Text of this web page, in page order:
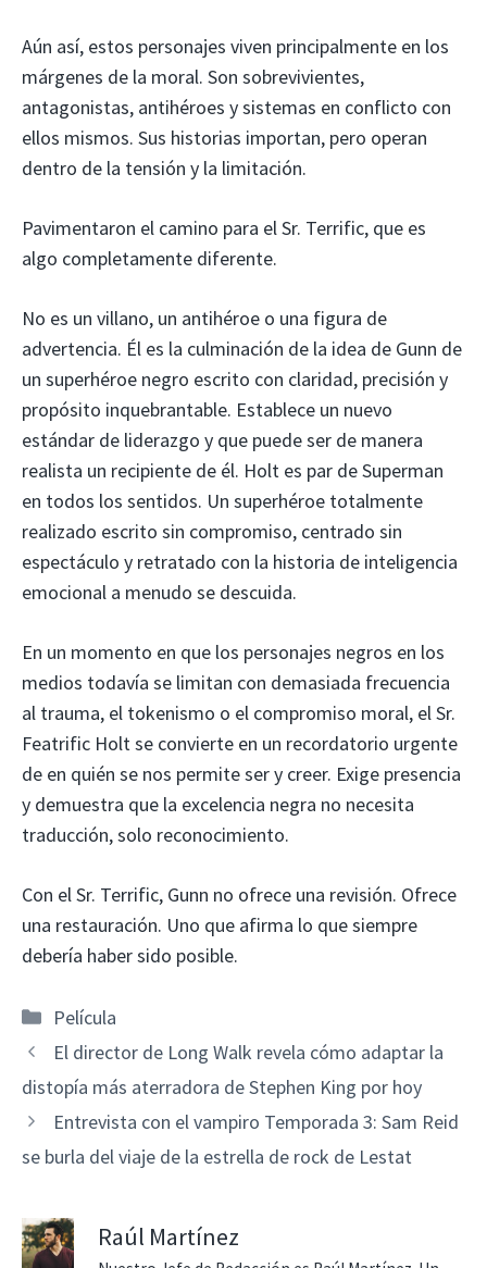
Aún así, estos personajes viven principalmente en los
márgenes de la moral. Son sobrevivientes,
antagonistas, antihéroes y sistemas en conflicto con
ellos mismos. Sus historias importan, pero operan
dentro de la tensión y la limitación.
Pavimentaron el camino para el Sr. Terrific, que es
algo completamente diferente.
No es un villano, un antihéroe o una figura de
advertencia. Él es la culminación de la idea de Gunn de
un superhéroe negro escrito con claridad, precisión y
propósito inquebrantable. Establece un nuevo
estándar de liderazgo y que puede ser de manera
realista un recipiente de él. Holt es par de Superman
en todos los sentidos. Un superhéroe totalmente
realizado escrito sin compromiso, centrado sin
espectáculo y retratado con la historia de inteligencia
emocional a menudo se descuida.
En un momento en que los personajes negros en los
medios todavía se limitan con demasiada frecuencia
al trauma, el tokenismo o el compromiso moral, el Sr.
Featrific Holt se convierte en un recordatorio urgente
de en quién se nos permite ser y creer. Exige presencia
y demuestra que la excelencia negra no necesita
traducción, solo reconocimiento.
Con el Sr. Terrific, Gunn no ofrece una revisión. Ofrece
una restauración. Uno que afirma lo que siempre
debería haber sido posible.
Categorías
Película
El director de Long Walk revela cómo adaptar la
distopía más aterradora de Stephen King por hoy
Entrevista con el vampiro Temporada 3: Sam Reid
se burla del viaje de la estrella de rock de Lestat
Raúl Martínez